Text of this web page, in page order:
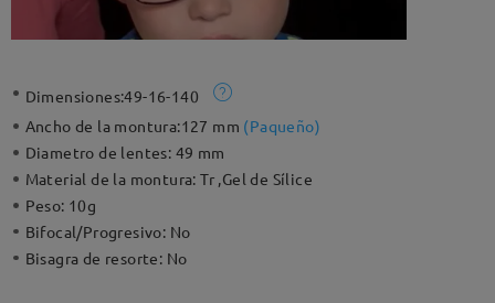
Dimensiones:49-16-140
Ancho de la montura:127 mm (Paqueño)
Diametro de lentes: 49 mm
Material de la montura:Tr ,Gel de Sílice
Peso: 10g
Bifocal/Progresivo: No
Bisagra de resorte: No